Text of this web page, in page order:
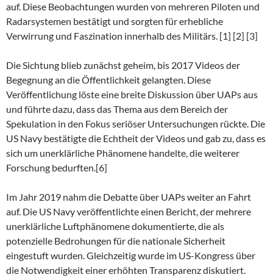
auf. Diese Beobachtungen wurden von mehreren Piloten und
Radarsystemen bestätigt und sorgten für erhebliche
Verwirrung und Faszination innerhalb des Militärs. [1] [2] [3]
Die Sichtung blieb zunächst geheim, bis 2017 Videos der
Begegnung an die Öffentlichkeit gelangten. Diese
Veröffentlichung löste eine breite Diskussion über UAPs aus
und führte dazu, dass das Thema aus dem Bereich der
Spekulation in den Fokus seriöser Untersuchungen rückte. Die
US Navy bestätigte die Echtheit der Videos und gab zu, dass es
sich um unerklärliche Phänomene handelte, die weiterer
Forschung bedurften.[6]
Im Jahr 2019 nahm die Debatte über UAPs weiter an Fahrt
auf. Die US Navy veröffentlichte einen Bericht, der mehrere
unerklärliche Luftphänomene dokumentierte, die als
potenzielle Bedrohungen für die nationale Sicherheit
eingestuft wurden. Gleichzeitig wurde im US-Kongress über
die Notwendigkeit einer erhöhten Transparenz diskutiert.